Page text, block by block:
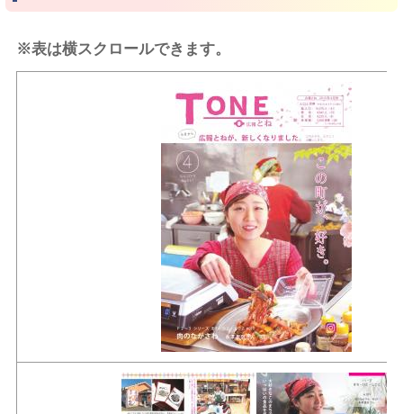
※表は横スクロールできます。